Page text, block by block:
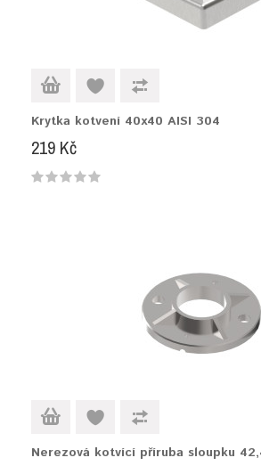
Krytka kotvení 40x40 AISI 304
219 Kč
Nerezová kotvící příruba sloupku